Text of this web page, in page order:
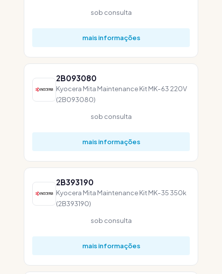
sob consulta
mais informações
2B093080
Kyocera Mita Maintenance Kit MK-63 220V
(2B093080)
sob consulta
mais informações
2B393190
Kyocera Mita Maintenance Kit MK-35 350k
(2B393190)
sob consulta
mais informações